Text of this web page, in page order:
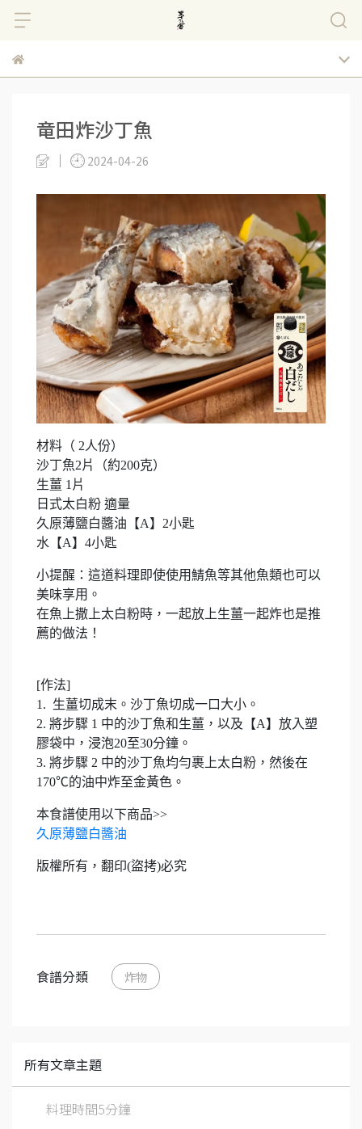
竜田炸沙丁魚
2024-04-26
材料（ 2人份）
沙丁魚2片（約200克）
生薑 1片
日式太白粉 適量
久原薄鹽白醬油【A】2小匙
水【A】4小匙
小提醒：這道料理即使使用鯖魚等其他魚類也可以
美味享用。
在魚上撒上太白粉時，一起放上生薑一起炸也是推
薦的做法！
[作法]
1. 生薑切成末。沙丁魚切成一口大小。
2. 將步驟 1 中的沙丁魚和生薑，以及【A】放入塑
膠袋中，浸泡20至30分鐘。
3. 將步驟 2 中的沙丁魚均勻裹上太白粉，然後在
170℃的油中炸至金黃色。
本食譜使用以下商品>>
久原薄鹽白醬油
版權所有，翻印(盜拷)必究
食譜分類 炸物
所有文章主題
料理時間5分鐘